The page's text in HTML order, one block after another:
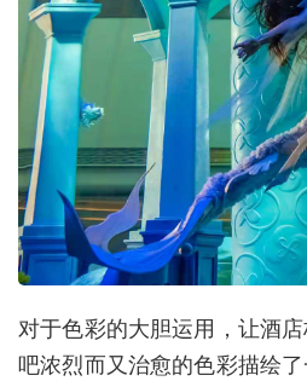
对于色彩的大胆运用，让酒
吧浓烈而又治愈的色彩描绘